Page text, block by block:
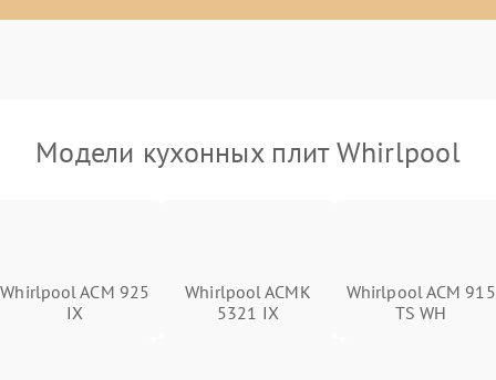
Модели кухонных плит Whirlpool
Whirlpool ACM 925
IX
Whirlpool ACMK
5321 IX
Whirlpool ACM 915
TS WH